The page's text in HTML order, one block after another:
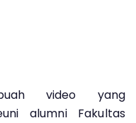
video yang
alumni Fakultas